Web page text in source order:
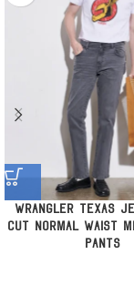
Wrangler Texas
Cut Normal Waist
Pants